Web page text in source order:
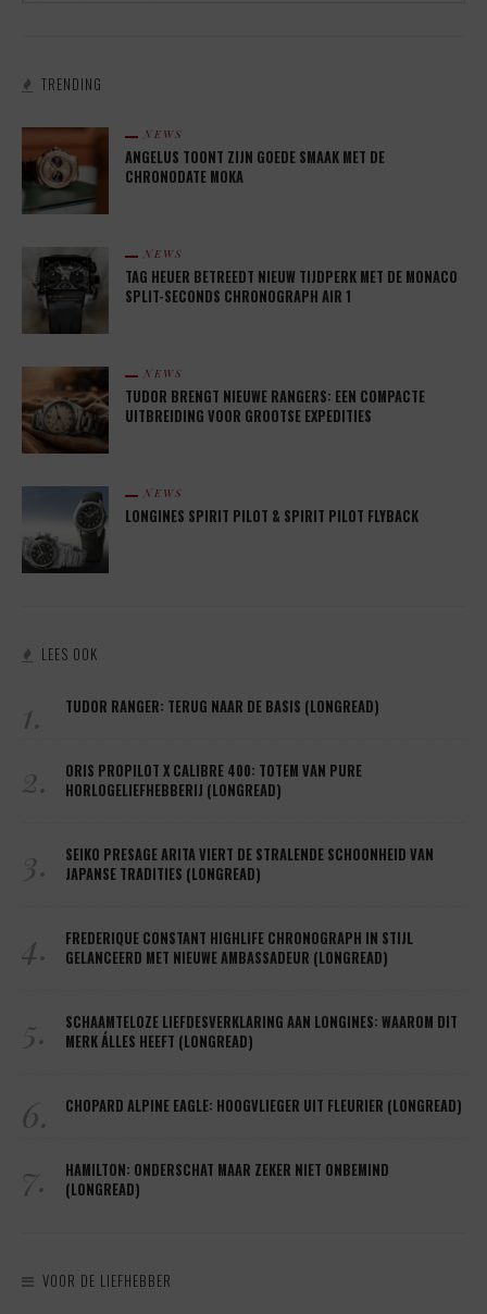
TRENDING
NEWS
ANGELUS TOONT ZIJN GOEDE SMAAK MET DE
CHRONODATE MOKA
NEWS
TAG HEUER BETREEDT NIEUW TIJDPERK MET DE MONACO
SPLIT-SECONDS CHRONOGRAPH AIR 1
NEWS
TUDOR BRENGT NIEUWE RANGERS: EEN COMPACTE
UITBREIDING VOOR GROOTSE EXPEDITIES
NEWS
LONGINES SPIRIT PILOT & SPIRIT PILOT FLYBACK
LEES OOK
1. TUDOR RANGER: TERUG NAAR DE BASIS (LONGREAD)
2.
ORIS PROPILOT X CALIBRE 400: TOTEM VAN PURE
HORLOGELIEFHEBBERIJ (LONGREAD)
3.
SEIKO PRESAGE ARITA VIERT DE STRALENDE SCHOONHEID VAN
JAPANSE TRADITIES (LONGREAD)
4.
FREDERIQUE CONSTANT HIGHLIFE CHRONOGRAPH IN STIJL
GELANCEERD MET NIEUWE AMBASSADEUR (LONGREAD)
5.
SCHAAMTELOZE LIEFDESVERKLARING AAN LONGINES: WAAROM DIT
MERK ÁLLES HEEFT (LONGREAD)
6. CHOPARD ALPINE EAGLE: HOOGVLIEGER UIT FLEURIER (LONGREAD)
7.
HAMILTON: ONDERSCHAT MAAR ZEKER NIET ONBEMIND
(LONGREAD)
VOOR DE LIEFHEBBER